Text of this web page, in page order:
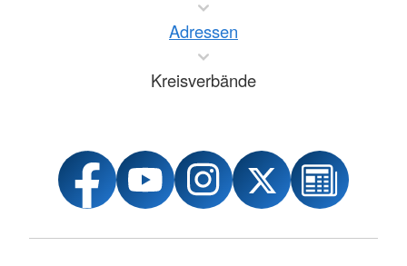
Adressen
Kreisverbände